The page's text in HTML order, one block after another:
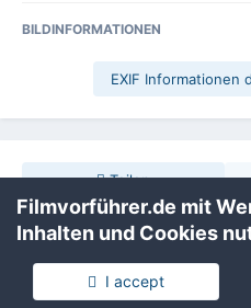
BILDINFORMATIONEN
EXIF Informationen
Teilen
Keine Kommentare vorhanden
Filmvorführer.de mit
Inhalten und Cookies
I accept